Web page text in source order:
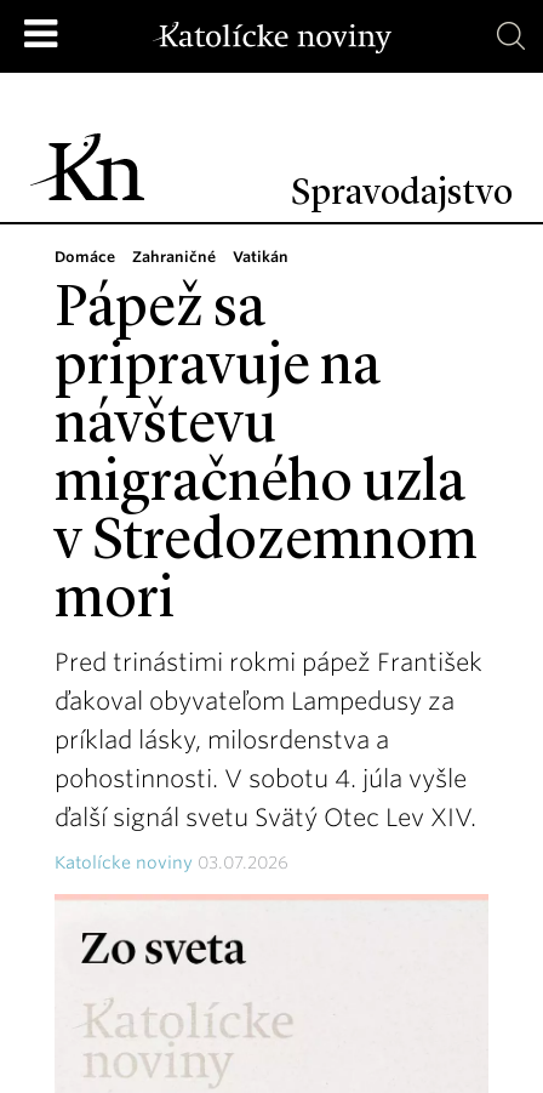
Spravodajstvo
Domáce Zahraničné Vatikán
Pápež sa
pripravuje na
návštevu
migračného uzla
v Stredozemnom
mori
Pred trinástimi rokmi pápež František
ďakoval obyvateľom Lampedusy za
príklad lásky, milosrdenstva a
pohostinnosti. V sobotu 4. júla vyšle
ďalší signál svetu Svätý Otec Lev XIV.
Katolícke noviny 03.07.2026